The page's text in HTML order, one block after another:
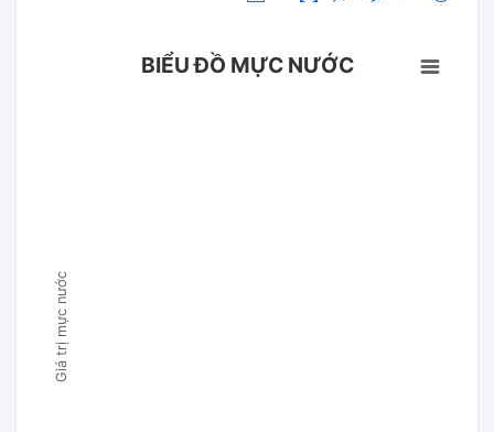
Giá trị mực nước
BIỂU ĐỒ MỰC NƯỚC